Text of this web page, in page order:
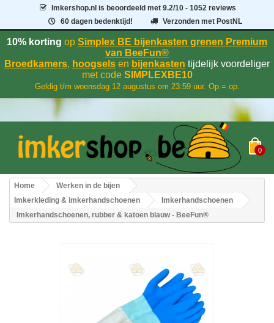
Imkershop.nl is beoordeeld met9.2/10 - 1052 reviews
60 dagen bedenktijd!
Verzonden met PostNL
10% korting op Simplex BE bijenkasten grenen Premium
van BeeFun®
Broedkamers, hoogsels en bijenkasten tijdelijk voordeliger
met codeSIMPLEXBE10
Geldig t/m woensdag 12 augustus om 23:59 uur. Op = op.
0
Home
Werken in de bijen
Imkerkleding & imkerhandschoenen
Imkerhandschoenen
Imkerhandschoenen, rubber & katoen blauw - BeeFun®